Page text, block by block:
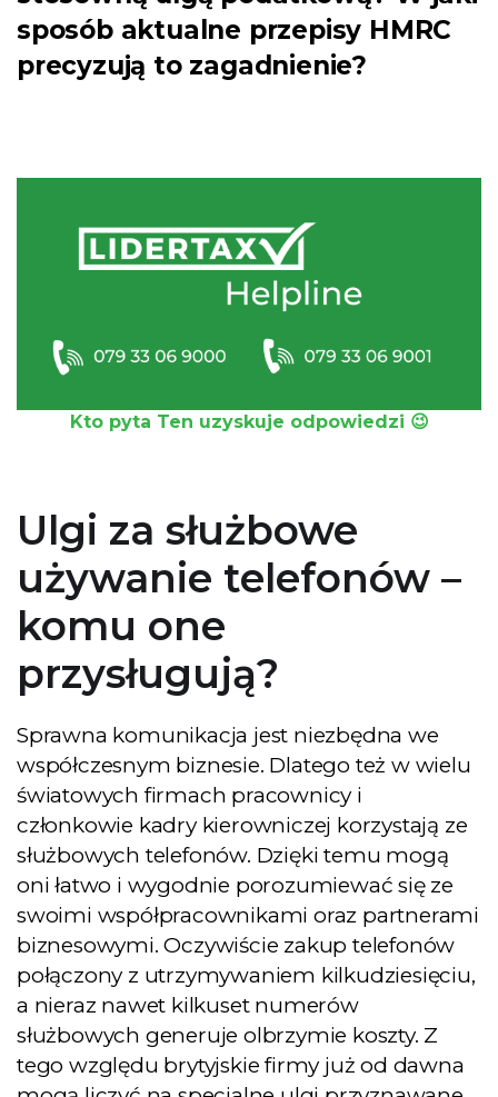
sposób aktualne przepisy HMRC
precyzują to zagadnienie?
Kto pyta Ten uzyskuje odpowiedzi 😉
Ulgi za służbowe
używanie telefonów –
komu one
przysługują?
Sprawna komunikacja jest niezbędna we
współczesnym biznesie. Dlatego też w wielu
światowych firmach pracownicy i
członkowie kadry kierowniczej korzystają ze
służbowych telefonów. Dzięki temu mogą
oni łatwo i wygodnie porozumiewać się ze
swoimi współpracownikami oraz partnerami
biznesowymi. Oczywiście zakup telefonów
połączony z utrzymywaniem kilkudziesięciu,
a nieraz nawet kilkuset numerów
służbowych generuje olbrzymie koszty. Z
tego względu brytyjskie firmy już od dawna